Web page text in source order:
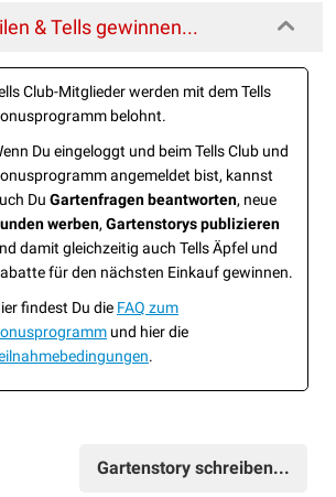
& Tells gewinnen...
Club-Mitglieder werden mit dem Tells
belohnt.
Du eingeloggt und beim Tells Club und
angemeldet bist, kannst
Du Gartenfragen beantworten, neue
werben, Gartenstorys publizieren
damit gleichzeitig auch Tells Äpfel und
für den nächsten Einkauf gewinnen.
findest Du die FAQ zum
und hier die
.
Gartenstory schreiben...